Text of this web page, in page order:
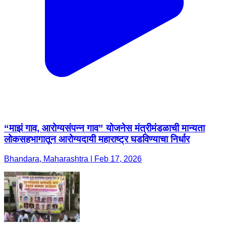
“माझं गाव, आरोग्यसंपन्न गाव” योजनेस मंत्रीमंडळाची मान्यता
लोकसहभागातून आरोग्यदायी महाराष्ट्र घडविण्याचा निर्धार
Bhandara, Maharashtra | Feb 17, 2026